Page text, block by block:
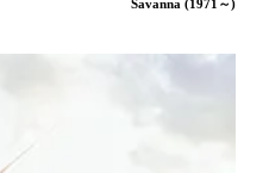
Savanna (1971～)